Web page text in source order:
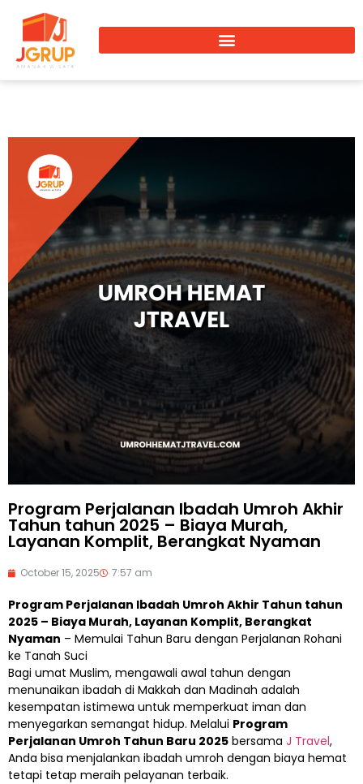
Program Perjalanan Ibadah Umroh Akhir
Tahun tahun 2025 – Biaya Murah,
Layanan Komplit, Berangkat Nyaman
October 15, 2025 7:57 am
Program Perjalanan Ibadah Umroh Akhir Tahun tahun
2025 – Biaya Murah, Layanan Komplit, Berangkat
Nyaman – Memulai Tahun Baru dengan Perjalanan Rohani
ke Tanah Suci
Bagi umat Muslim, mengawali awal tahun dengan
menunaikan ibadah di Makkah dan Madinah adalah
kesempatan istimewa untuk memperkuat iman dan
menyegarkan semangat hidup. Melalui Program
Perjalanan Umroh Tahun Baru 2025 bersama J Travel,
Anda bisa menjalankan ibadah umroh dengan biaya hemat
tetapi tetap meraih pelayanan terbaik.